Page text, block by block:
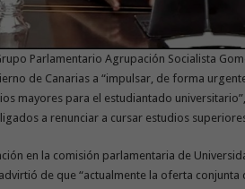
Parlamentario Agrupación Socialista
de Canarias a “impulsar, de forma
mayores para el estudiantado
a renunciar a cursar estudios
en la comisión parlamentaria de
de que “actualmente la oferta